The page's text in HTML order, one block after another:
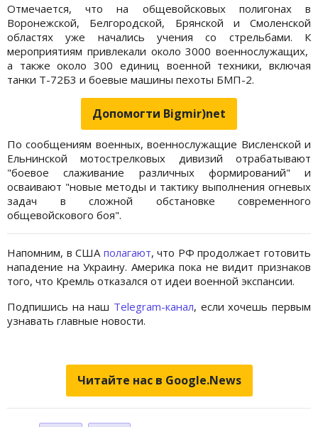
Отмечается, что на общевойсковых полигонах в
Воронежской, Белгородской, Брянской и Смоленской
областях уже начались учения со стрельбами. К
мероприятиям привлекали около 3000 военнослужащих,
а также около 300 единиц военной техники, включая
танки Т-72Б3 и боевые машины пехоты БМП-2.
Допомогти Bigmir)net
По сообщениям военных, военнослужащие Висленской и
Ельнинской мотострелковых дивизий отрабатывают
"боевое слаживание различных формирований" и
осваивают "новые методы и тактику выполнения огневых
задач в сложной обстановке современного
общевойскового боя".
Напомним, в США полагают, что РФ продолжает готовить
нападение на Украину. Америка пока не видит признаков
того, что Кремль отказался от идеи военной экспансии.
Подпишись на наш Telegram-канал, если хочешь первым
узнавать главные новости.
Читайте нас в Google.News